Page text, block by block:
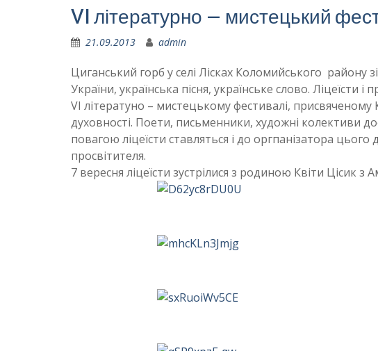
VI літературно – мистецький
21.09.2013 admin
Циганський горб у селі Лісках Коломийського району
України, українська пісня, українське слово. Ліцеїсти
VI літератуно – мистецькому фестивалі, присвяченому
духовності. Поети, письменники, художні колективи
повагою ліцеїсти ставляться і до оргпанізатора
просвітителя.
7 вересня ліцеїсти зустрілися з родиною Квіти Цісик з